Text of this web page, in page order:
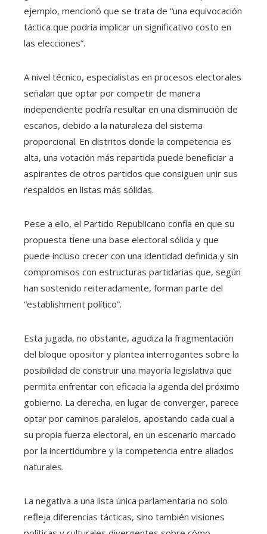
ejemplo, mencionó que se trata de “una equivocación
táctica que podría implicar un significativo costo en
las elecciones”.
A nivel técnico, especialistas en procesos electorales
señalan que optar por competir de manera
independiente podría resultar en una disminución de
escaños, debido a la naturaleza del sistema
proporcional. En distritos donde la competencia es
alta, una votación más repartida puede beneficiar a
aspirantes de otros partidos que consiguen unir sus
respaldos en listas más sólidas.
Pese a ello, el Partido Republicano confía en que su
propuesta tiene una base electoral sólida y que
puede incluso crecer con una identidad definida y sin
compromisos con estructuras partidarias que, según
han sostenido reiteradamente, forman parte del
“establishment político”.
Esta jugada, no obstante, agudiza la fragmentación
del bloque opositor y plantea interrogantes sobre la
posibilidad de construir una mayoría legislativa que
permita enfrentar con eficacia la agenda del próximo
gobierno. La derecha, en lugar de converger, parece
optar por caminos paralelos, apostando cada cual a
su propia fuerza electoral, en un escenario marcado
por la incertidumbre y la competencia entre aliados
naturales.
La negativa a una lista única parlamentaria no solo
refleja diferencias tácticas, sino también visiones